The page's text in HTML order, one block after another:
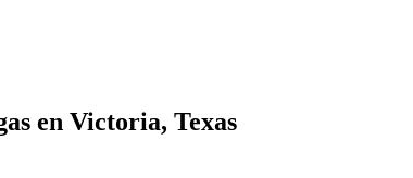
en Victoria, Texas